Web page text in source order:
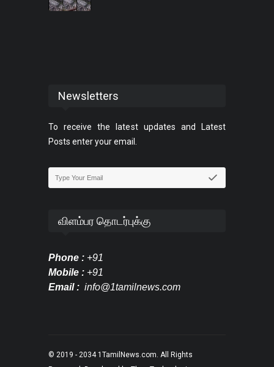
Newsletters
To receive the latest updates and Latest
Posts enter your email.
விளம்பர தொடர்புக்கு
Phone : +91
Mobile : +91
Email : info@1tamilnews.com
© 2019 - 2034 1TamilNews.com. All Rights